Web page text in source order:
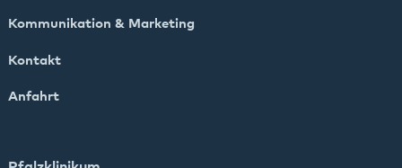
Kommunikation & Marketing
Kontakt
Anfahrt